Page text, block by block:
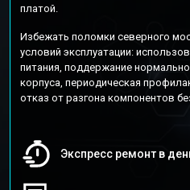
платой.
Избежать поломки северного
условий эксплуатации:
питания, поддержание
корпуса, периодическая
отказ от разгона компонентов
Экспресс ремонт в